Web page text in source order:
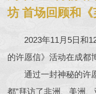
坊 首场回顾和
2023年11月5日和
的许愿信》活动在成都
通过一封神秘的许
都”拜访了非洲、美洲